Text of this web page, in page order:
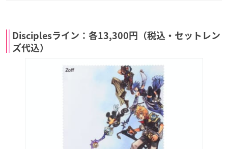
Disciplesライン：各13,300円（税込・セットレン
ズ代込）